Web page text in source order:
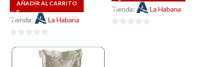
AÑADIR AL CARRITO
Tienda: La Habana
de
Tienda: La Habana